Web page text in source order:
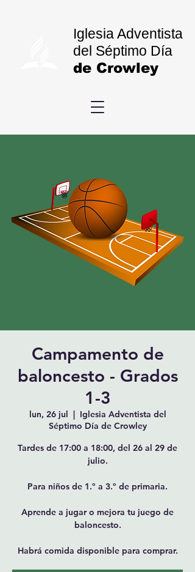
Iglesia Adventista
del Séptimo Día
de Crowley
Campamento de
baloncesto - Grados
1-3
lun, 26 jul
  |
Iglesia Adventista del
Séptimo Día de Crowley
Tardes de 17:00 a 18:00, del 26 al 29 de
julio.
Para niños de 1.º a 3.º de primaria.
Aprende a jugar o mejora tu juego de
baloncesto.
Habrá comida disponible para comprar.